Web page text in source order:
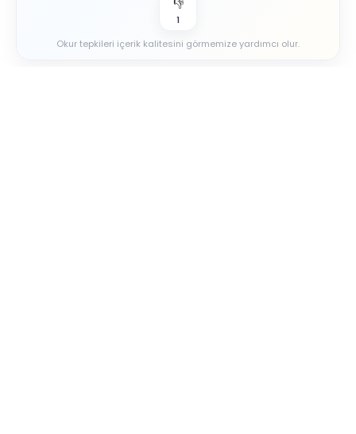
👎
1
Okur tepkileri içerik kalitesini görmemize yardımcı olur.